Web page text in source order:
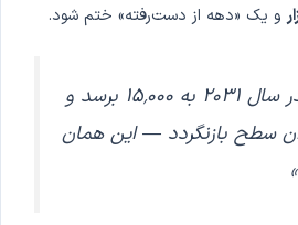
و یک «دهه از دست‌رفته» ختم شود.
«فرض کنید S&P در سال ۲۰۳۱ به ۱۵٬۰۰۰ برسد و
به آن سطح بازنگردد — این همان